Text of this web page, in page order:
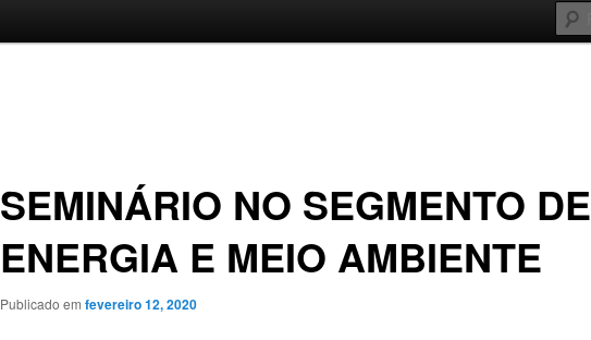
SEMINÁRIO NO SEGMENTO DE
ENERGIA E MEIO AMBIENTE
Publicado em fevereiro 12, 2020